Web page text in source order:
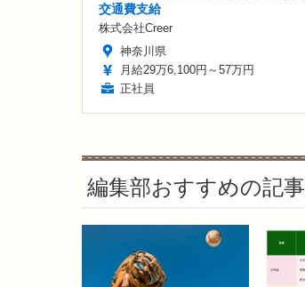
交通費支給
株式会社Creer
神奈川県
月給29万6,100円～57万円
正社員
編集部おすすめの記事